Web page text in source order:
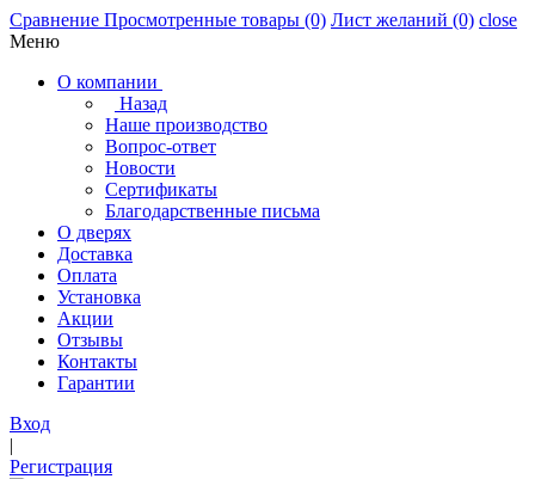
Сравнение Просмотренные товары (0) Лист желаний (0) close
Меню
О компании
Назад
Наше производство
Вопрос-ответ
Новости
Сертификаты
Благодарственные письма
О дверях
Доставка
Оплата
Установка
Акции
Отзывы
Контакты
Гарантии
Вход
|
Регистрация